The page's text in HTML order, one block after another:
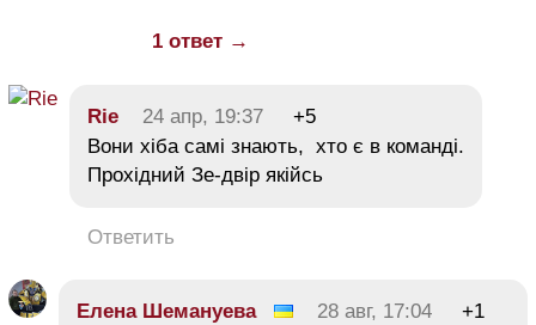
1 ответ →
Rie 24 апр, 19:37
+5
Вони хіба самі знають, хто є в команді.
Прохідний Зе-двір якійсь
Ответить
Елена Шемануева 28 авг, 17:04 +1